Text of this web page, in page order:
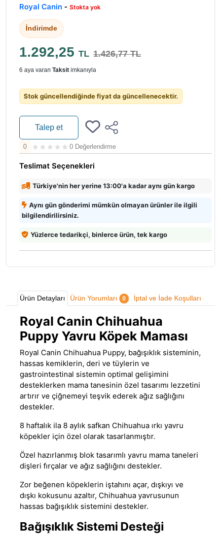
Royal Canin - Stokta yok
İndirimde
1.292,25 TL 1.426,77 TL
6 aya varan Taksit imkanıyla
Stok güncellendiğinde fiyat da güncellenecektir.
Talep et
0 0 Değerlendirme
Teslimat Seçenekleri
Türkiye'nin her yerine 13:00'a kadar aynı gün kargo
Aynı gün gönderimi mümkün olmayan ürünler ile ilgili
bilgilendirilirsiniz.
Yüzlerce tedarikçi, binlerce ürün, tek kargo
Ürün Detayları Ürün Yorumları 0 İptal ve İade Koşulları
Royal Canin Chihuahua
Puppy Yavru Köpek Maması
Royal Canin Chihuahua Puppy, bağışıklık sisteminin,
hassas kemiklerin, deri ve tüylerin ve
gastrointestinal sistemin optimal gelişimini
desteklerken mama tanesinin özel tasarımı lezzetini
artırır ve çiğnemeyi teşvik ederek ağız sağlığını
destekler.
8 haftalık ila 8 aylık safkan Chihuahua ırkı yavru
köpekler için özel olarak tasarlanmıştır.
Özel hazırlanmış blok tasarımlı yavru mama taneleri
dişleri fırçalar ve ağız sağlığını destekler.
Zor beğenen köpeklerin iştahını açar, dışkıyı ve
dışkı kokusunu azaltır, Chihuahua yavrusunun
hassas bağışıklık sistemini destekler.
Bağışıklık Sistemi Desteği